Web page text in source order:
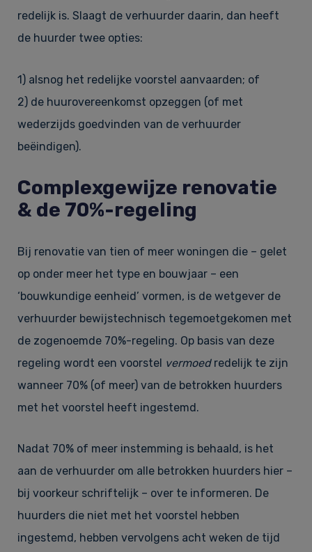
redelijk is. Slaagt de verhuurder daarin, dan heeft
de huurder twee opties:
1) alsnog het redelijke voorstel aanvaarden; of
2) de huurovereenkomst opzeggen (of met
wederzijds goedvinden van de verhuurder
beëindigen).
Complexgewijze renovatie
& de 70%-regeling
Bij renovatie van tien of meer woningen die – gelet
op onder meer het type en bouwjaar – een
‘bouwkundige eenheid’ vormen, is de wetgever de
verhuurder bewijstechnisch tegemoetgekomen met
de zogenoemde 70%-regeling. Op basis van deze
regeling wordt een voorstel vermoedredelijk te zijn
wanneer 70% (of meer) van de betrokken huurders
met het voorstel heeft ingestemd.
Nadat 70% of meer instemming is behaald, is het
aan de verhuurder om alle betrokken huurders hier –
bij voorkeur schriftelijk – over te informeren. De
huurders die niet met het voorstel hebben
ingestemd, hebben vervolgens acht weken de tijd